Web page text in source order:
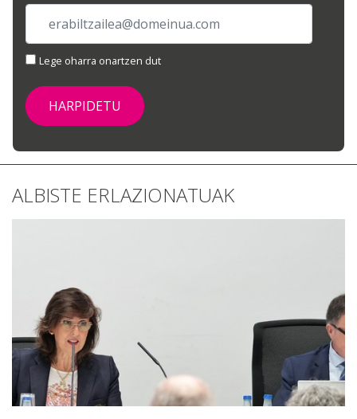
Lege oharra onartzen dut
ALBISTE ERLAZIONATUAK